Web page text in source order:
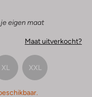
eigen maat
Maat uitverkocht?
XL XXL